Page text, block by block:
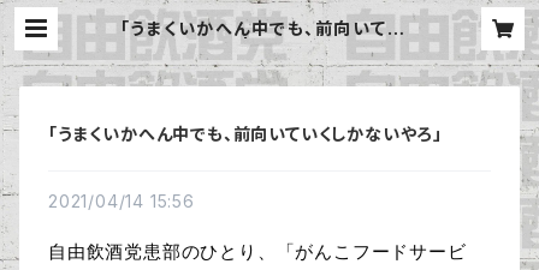
「うまくいかへん中でも、前向いていく
しかないやろ」 | 自由飲酒党 公式B
ASE
「うまくいかへん中でも、前向いていくしかないやろ」
2021/04/14 15:56
自由飲酒党患部のひとり、「がんこフードサービ